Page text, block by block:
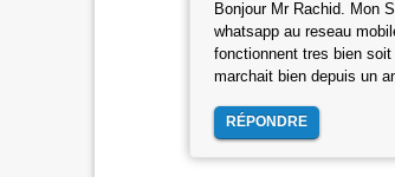
Bonjour Mr Rachid. Mon
whatsapp au reseau
fonctionnent tres bien
marchait bien depuis un
RÉPONDRE